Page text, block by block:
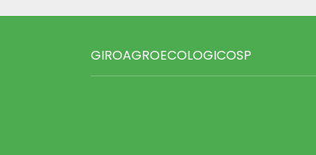
GIROAGROECOLOGICOSP